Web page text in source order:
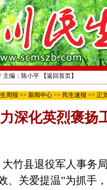
主编：陈小平 【返回首页】
周报 >> 新闻中心 >> 民生速报 >> 正
深化英烈褒扬
大竹县退役军人事务
、关爱提温”为抓手